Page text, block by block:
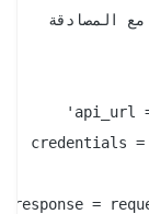
response =